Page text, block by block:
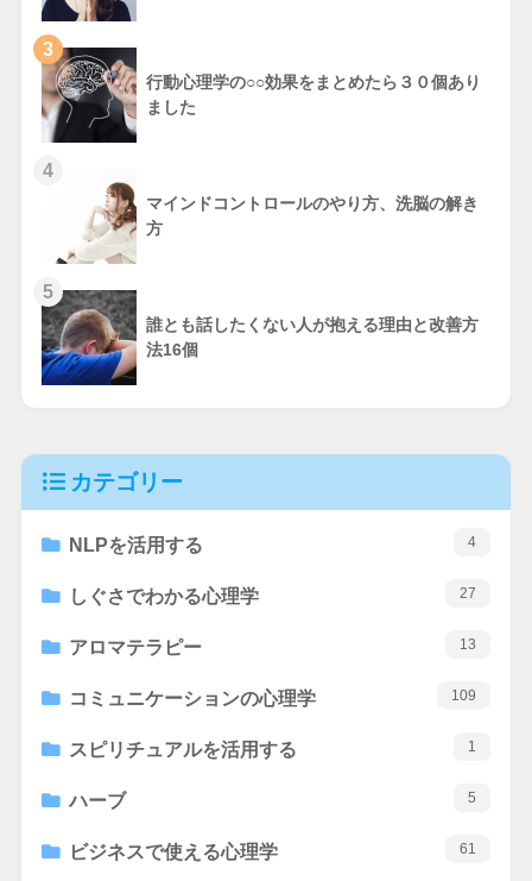
3
行動心理学の○○効果をまとめたら３０個あり
ました
4
マインドコントロールのやり方、洗脳の解き
方
5
誰とも話したくない人が抱える理由と改善方
法16個
カテゴリー
NLPを活用する 4
しぐさでわかる心理学 27
アロマテラピー 13
コミュニケーションの心理学 109
スピリチュアルを活用する 1
ハーブ 5
ビジネスで使える心理学 61